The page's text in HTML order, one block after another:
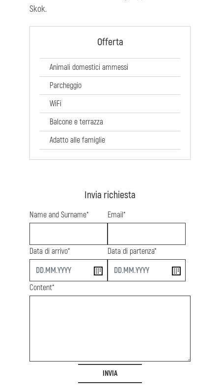
Skok.
Offerta
Animali domestici ammessi
Parcheggio
WiFi
Balcone e terrazza
Adatto alle famiglie
Invia richiesta
Name and Surname* Email*
Data di arrivo*
start
Data di partenza*
end
Content*
INVIA